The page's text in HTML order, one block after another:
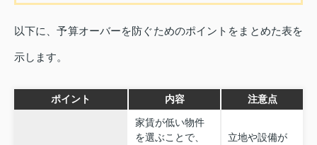
以下に、予算オーバーを防ぐためのポイントをまとめた表を
示します。
ポイント 内容 注意点
家賃が低い物件
を選ぶことで、
立地や設備が